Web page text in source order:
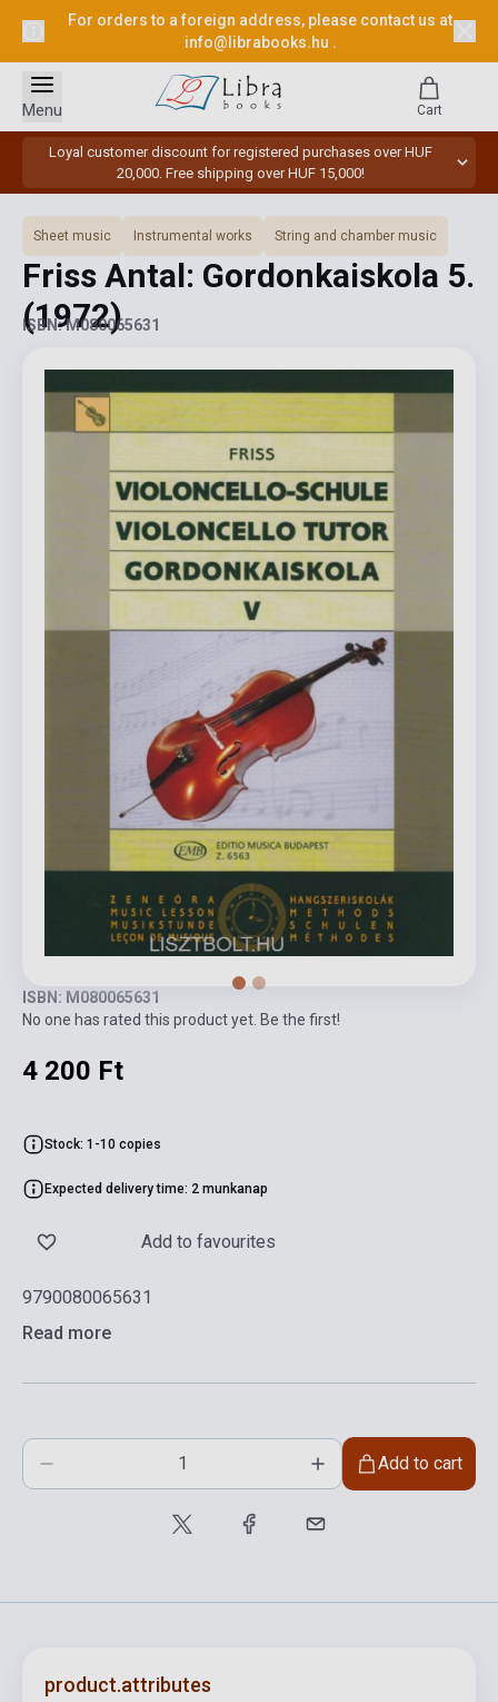
For orders to a foreign address, please contact us at
info@librabooks.hu .
Loyal customer discount for registered purchases over HUF
20,000. Free shipping over HUF 15,000!
Menu Cart
Sheet music Instrumental works String and chamber music
Friss Antal: Gordonkaiskola 5.
(1972)
ISBN: M080065631
ISBN: M080065631
No one has rated this product yet. Be the first!
4 200 Ft
Stock: 1-10 copies
Expected delivery time: 2 munkanap
Add to favourites
9790080065631
Read more
Add to cart
product.attributes